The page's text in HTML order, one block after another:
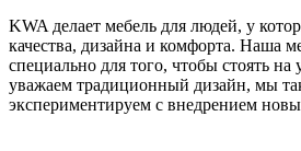
KWA делает мебель для людей, у
качества, дизайна и комфорта. Наша
специально для того, чтобы стоять
уважаем традиционный дизайн, мы
экспериментируем с внедрением